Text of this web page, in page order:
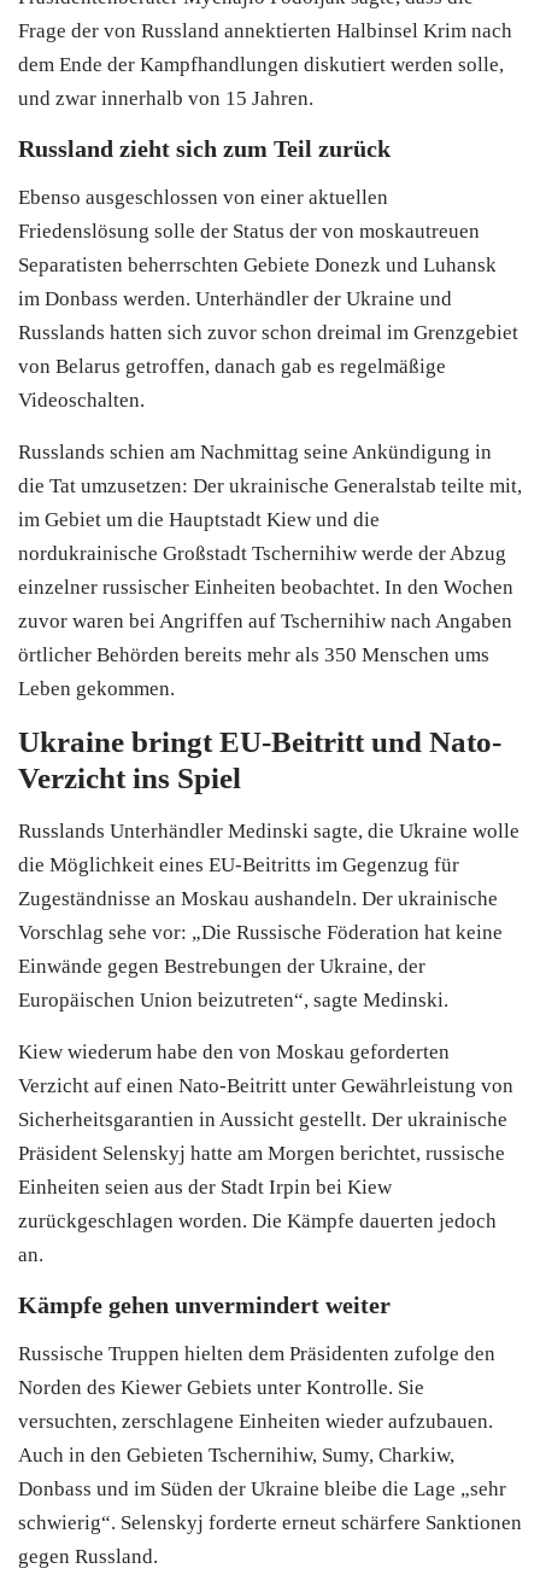
Frage der von Russland annektierten Halbinsel Krim nach
dem Ende der Kampfhandlungen diskutiert werden solle,
und zwar innerhalb von 15 Jahren.
Russland zieht sich zum Teil zurück
Ebenso ausgeschlossen von einer aktuellen
Friedenslösung solle der Status der von moskautreuen
Separatisten beherrschten Gebiete Donezk und Luhansk
im Donbass werden. Unterhändler der Ukraine und
Russlands hatten sich zuvor schon dreimal im Grenzgebiet
von Belarus getroffen, danach gab es regelmäßige
Videoschalten.
Russlands schien am Nachmittag seine Ankündigung in
die Tat umzusetzen: Der ukrainische Generalstab teilte mit,
im Gebiet um die Hauptstadt Kiew und die
nordukrainische Großstadt Tschernihiw werde der Abzug
einzelner russischer Einheiten beobachtet. In den Wochen
zuvor waren bei Angriffen auf Tschernihiw nach Angaben
örtlicher Behörden bereits mehr als 350 Menschen ums
Leben gekommen.
Ukraine bringt EU-Beitritt und Nato-
Verzicht ins Spiel
Russlands Unterhändler Medinski sagte, die Ukraine wolle
die Möglichkeit eines EU-Beitritts im Gegenzug für
Zugeständnisse an Moskau aushandeln. Der ukrainische
Vorschlag sehe vor: „Die Russische Föderation hat keine
Einwände gegen Bestrebungen der Ukraine, der
Europäischen Union beizutreten“, sagte Medinski.
Kiew wiederum habe den von Moskau geforderten
Verzicht auf einen Nato-Beitritt unter Gewährleistung von
Sicherheitsgarantien in Aussicht gestellt. Der ukrainische
Präsident Selenskyj hatte am Morgen berichtet, russische
Einheiten seien aus der Stadt Irpin bei Kiew
zurückgeschlagen worden. Die Kämpfe dauerten jedoch
an.
Kämpfe gehen unvermindert weiter
Russische Truppen hielten dem Präsidenten zufolge den
Norden des Kiewer Gebiets unter Kontrolle. Sie
versuchten, zerschlagene Einheiten wieder aufzubauen.
Auch in den Gebieten Tschernihiw, Sumy, Charkiw,
Donbass und im Süden der Ukraine bleibe die Lage „sehr
schwierig“. Selenskyj forderte erneut schärfere Sanktionen
gegen Russland.